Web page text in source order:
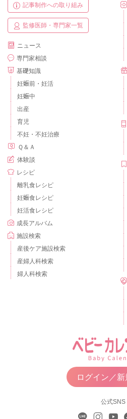
記事制作への取り組み
監修医師・専門家一覧
ニュース
専門家相談
基礎知識
妊娠前・妊活
妊娠中
出産
育児
不妊・不妊治療
Ｑ＆Ａ
体験談
レシピ
離乳食レシピ
妊娠食レシピ
妊活食レシピ
成長アルバム
施設検索
産後ケア施設検索
産婦人科検索
婦人科検索
ログイン／
公式SNS